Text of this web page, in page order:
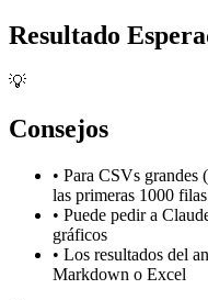
Resultado
💡
Consejos
• Para CSVs grandes
las primeras 1000
• Puede pedir a
gráficos
• Los resultados del
Markdown o Excel